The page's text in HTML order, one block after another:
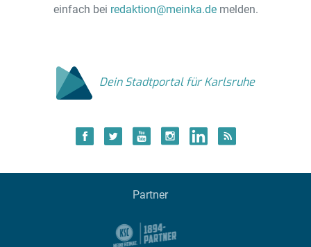
einfach bei redaktion@meinka.demelden.
Dein Stadtportal für Karlsruhe
Partner